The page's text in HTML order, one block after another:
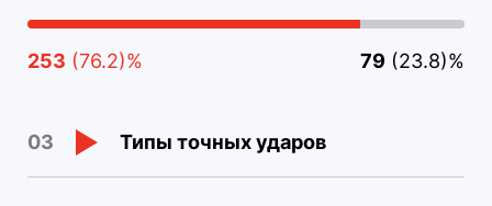
253 (76.2)% 79 (23.8)%
03 Типы точных ударов